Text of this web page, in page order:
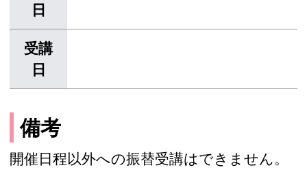
日
受講
日
備考
開催日程以外への振替受講はできません。